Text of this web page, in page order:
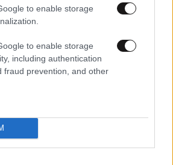
to enable storage
to enable storage
including authentication
fraud prevention, and other